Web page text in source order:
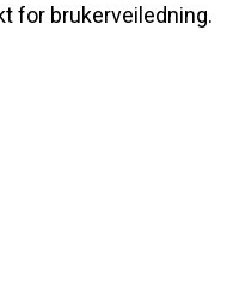
for brukerveiledning.